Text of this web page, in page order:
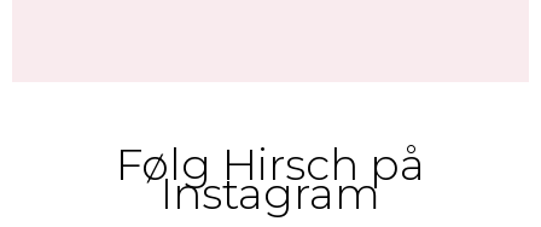
Følg Hirsch på
Instagram